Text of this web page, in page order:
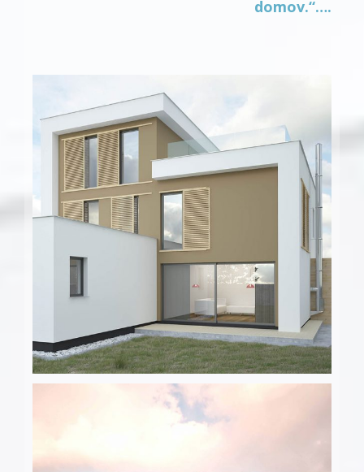
domov.“….
Rodinný dom – Pekná cesta